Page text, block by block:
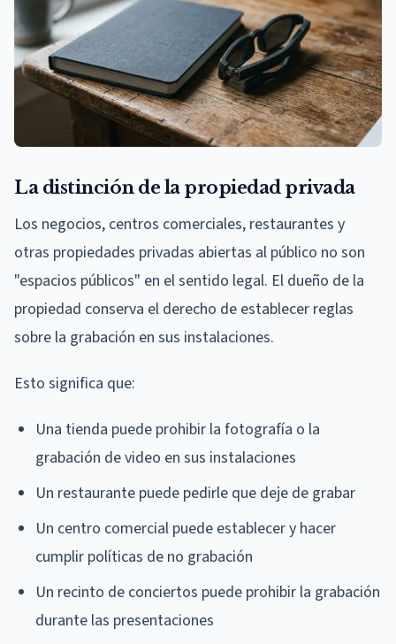
La distinción de la propiedad privada
Los negocios, centros comerciales, restaurantes y
otras propiedades privadas abiertas al público no son
"espacios públicos" en el sentido legal. El dueño de la
propiedad conserva el derecho de establecer reglas
sobre la grabación en sus instalaciones.
Esto significa que:
Una tienda puede prohibir la fotografía o la
grabación de video en sus instalaciones
Un restaurante puede pedirle que deje de grabar
Un centro comercial puede establecer y hacer
cumplir políticas de no grabación
Un recinto de conciertos puede prohibir la grabación
durante las presentaciones